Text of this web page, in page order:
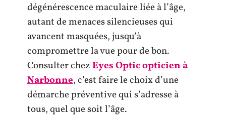
dégénérescence maculaire liée à l’âge,
autant de menaces silencieuses qui
avancent masquées, jusqu’à
compromettre la vue pour de bon.
Consulter chezEyes Optic opticien à
Narbonne, c’est faire le choix d’une
démarche préventive qui s’adresse à
tous, quel que soit l’âge.